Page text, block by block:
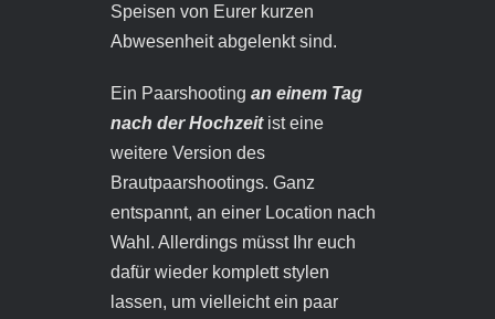
Speisen von Eurer kurzen
Abwesenheit abgelenkt sind.
Ein Paarshooting an einem Tag
nach der Hochzeitist eine
weitere Version des
Brautpaarshootings. Ganz
entspannt, an einer Location nach
Wahl. Allerdings müsst Ihr euch
dafür wieder komplett stylen
lassen, um vielleicht ein paar